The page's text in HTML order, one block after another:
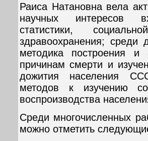
Раиса Натановна вела
научных интересов
статистики,
здравоохранения; среди
методика построения и
причинам смерти и
дожития населения
методов к изучению
воспроизводства
Среди многочисленных
можно отметить